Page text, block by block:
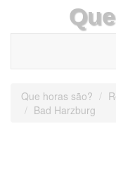
Que horas são?
Bad Harzburg